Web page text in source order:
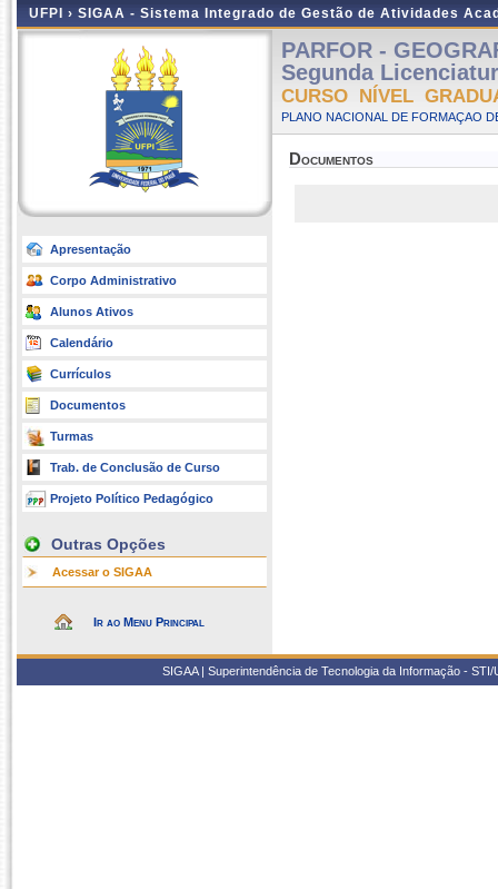
UFPI › SIGAA - Sistema Integrado de Gestão de Atividades
Apresentação
Corpo Administrativo
Alunos Ativos
Calendário
Currículos
Documentos
Turmas
Trab. de Conclusão de Curso
Projeto Político Pedagógico
Outras Opções
Acessar o SIGAA
Ir ao Menu Principal
PARFOR -
Segunda
CURSO NÍVEL
PLANO NACIONAL DE FORMAÇAO
Documentos
SIGAA | Superintendência de Tecnologia da Informação -